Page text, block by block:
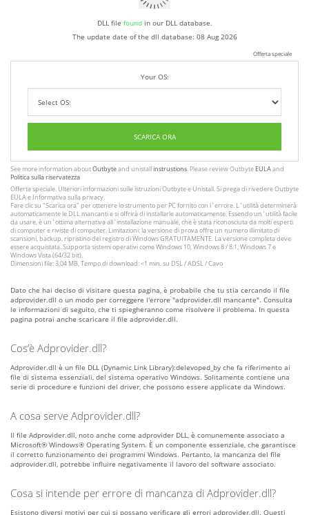
DLL file foundin our DLL database.
The update date of the dll database: 08 Aug 2026
Offerta speciale
Your OS:
SCARICA ORA
See more information aboutOutbyteand unistallinstrustions. Please review Outbyte EULAand
Politica sulla riservatezza
Offerta speciale. Ulteriori informazioni sulle istruzioniOutbytee Unistall. Si prega di rivedere Outbyte
EULAe Informativa sulla privacy.
Fare clic su "Scarica ora" per ottenere lo strumento per PC fornito con l`errore. L`utilità determinerà
automaticamente le DLL mancanti e si offrirà di installarle automaticamente. Essendo un`utilità facile
da usare, è un`ottima alternativa all`installazione manuale, che è stata riconosciuta da molti esperti
di computer e riviste di computer. Limitazioni: la versione di prova offre un numero illimitato di
scansioni, backup, ripristino del registro di Windows GRATUITAMENTE. La versione completa deve
essere acquistata. Supporta sistemi operativi come Windows 10, Windows 8 / 8.1, Windows 7 e
Windows Vista (64/32 bit).
Dimensioni file: 3,04 MB, Tempo di download: <1 min. su DSL / ADSL / Cavo
Dato che hai deciso di visitare questa pagina, è probabile che tu stia cercando il file
adprovider.dll o un modo per correggere l'errore "adprovider.dll mancante". Consulta
le informazioni di seguito, che ti spiegheranno come risolvere il problema. In questa
pagina potrai anche scaricare il file adprovider.dll.
Cos’è Adprovider.dll?
Adprovider.dll è un file DLL (Dynamic Link Library):delevoped_by che fa riferimento ai
file di sistema essenziali, del sistema operativo Windows. Solitamente contiene una
serie di procedure e funzioni del driver, che possono essere applicate da Windows.
A cosa serve Adprovider.dll?
Il file Adprovider.dll, noto anche come adprovider DLL, è comunemente associato a
Microsoft® Windows® Operating System. È un componente essenziale, che garantisce
il corretto funzionamento dei programmi Windows. Pertanto, la mancanza del file
adprovider.dll, potrebbe influire negativamente il lavoro del software associato.
Cosa si intende per errore di mancanza di Adprovider.dll?
Esistono diversi motivi per cui si possano verificare gli errori adprovider.dll. Questi